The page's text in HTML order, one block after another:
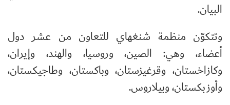
البيان.
وتتكوّن منظمة شنغهاي للتعاون من عشر دول
أعضاء، وهي: الصين، وروسيا، والهند، وإيران،
وكازاخستان، وقرغيزستان، وباكستان، وطاجيكستان،
وأوزبكستان، وبيلاروس.